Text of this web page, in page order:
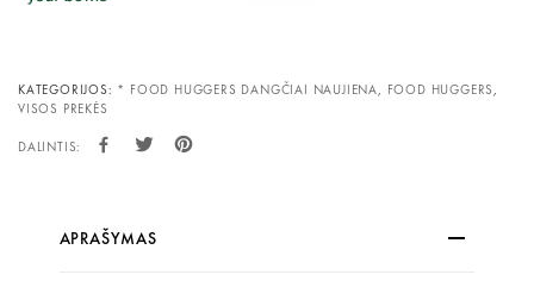
KATEGORIJOS: * FOOD HUGGERS DANGČIAI NAUJIENA, FOOD HUGGERS ,
VISOS PREKĖS
DALINTIS:
APRAŠYMAS